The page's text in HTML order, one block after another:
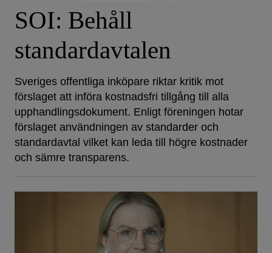
SOI: Behåll
standardavtalen
Sveriges offentliga inköpare riktar kritik mot
förslaget att införa kostnadsfri tillgång till alla
upphandlingsdokument. Enligt föreningen hotar
förslaget användningen av standarder och
standardavtal vilket kan leda till högre kostnader
och sämre transparens.